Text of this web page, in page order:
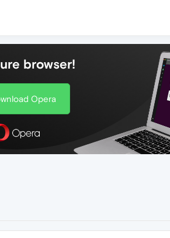
browser!
Opera